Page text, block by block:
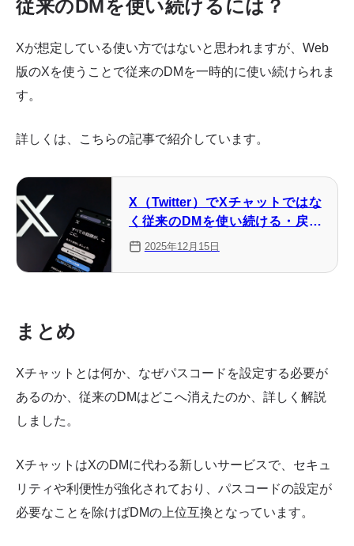
従来のDMを使い続けるには？
Xが想定している使い方ではないと思われますが、Web
版のXを使うことで従来のDMを一時的に使い続けられま
す。
詳しくは、こちらの記事で紹介しています。
X（Twitter）でXチャットではな
く従来のDMを使い続ける・戻す
方法2025年12月15日
まとめ
Xチャットとは何か、なぜパスコードを設定する必要が
あるのか、従来のDMはどこへ消えたのか、詳しく解説
しました。
XチャットはXのDMに代わる新しいサービスで、セキュ
リティや利便性が強化されており、パスコードの設定が
必要なことを除けばDMの上位互換となっています。